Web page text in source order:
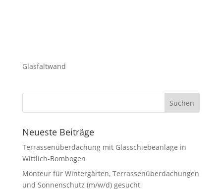
Glasfaltwand
Neueste Beiträge
Terrassenüberdachung mit Glasschiebeanlage in
Wittlich-Bombogen
Monteur für Wintergärten, Terrassenüberdachungen
und Sonnenschutz (m/w/d) gesucht